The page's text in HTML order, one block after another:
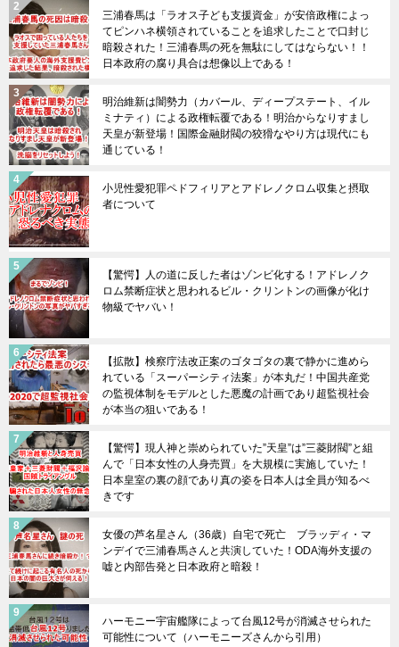
三浦春馬は「ラオス子ども支援資金」が安倍政権によっ
てピンハネ横領されていることを追求したことで口封じ
暗殺された！三浦春馬の死を無駄にしてはならない！！
日本政府の腐り具合は想像以上である！
明治維新は闇勢力（カバール、ディープステート、イル
ミナティ）による政権転覆である！明治からなりすまし
天皇が新登場！国際金融財閥の狡猾なやり方は現代にも
通じている！
小児性愛犯罪ペドフィリアとアドレノクロム収集と摂取
者について
【驚愕】人の道に反した者はゾンビ化する！アドレノク
ロム禁断症状と思われるビル・クリントンの画像が化け
物級でヤバい！
【拡散】検察庁法改正案のゴタゴタの裏で静かに進めら
れている「スーパーシティ法案」が本丸だ！中国共産党
の監視体制をモデルとした悪魔の計画であり超監視社会
が本当の狙いである！
【驚愕】現人神と崇められていた”天皇”は”三菱財閥”と組
んで「日本女性の人身売買」を大規模に実施していた！
日本皇室の裏の顔であり真の姿を日本人は全員が知るべ
きです
女優の芦名星さん（36歳）自宅で死亡 ブラッディ・マ
ンデイで三浦春馬さんと共演していた！ODA海外支援の
嘘と内部告発と日本政府と暗殺！
ハーモニー宇宙艦隊によって台風12号が消滅させられた
可能性について（ハーモニーズさんから引用）